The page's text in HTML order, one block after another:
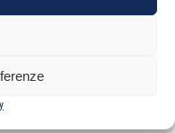
COMMERCIALISTA